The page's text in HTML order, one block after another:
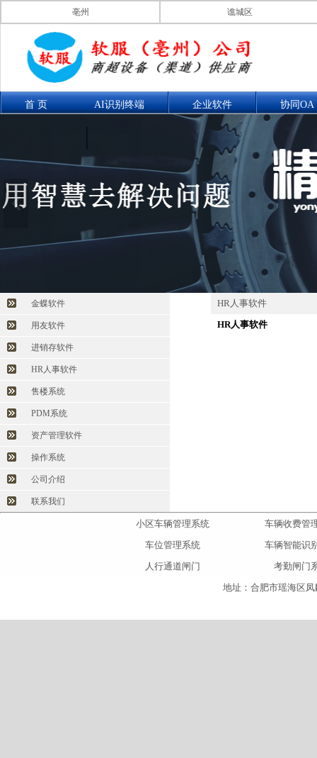
亳州 谯城区
首 页 AI识别终端 企业软件 协同OA
金蝶软件
用友软件
进销存软件
HR人事软件
售楼系统
PDM系统
资产管理软件
操作系统
公司介绍
联系我们
HR人事软件
HR人事软件
小区车辆管理系统
车辆收费管
车位管理系统
车辆智能识
人行通道闸门
考勤闸门
地址：合肥市瑶海区凤